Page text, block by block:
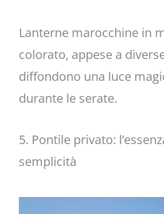
Lanterne marocchine in
colorato, appese a
diffondono una luce
durante le serate.
5. Pontile privato:
semplicità